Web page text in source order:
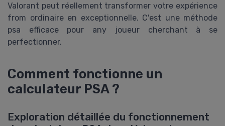
Valorant peut réellement transformer votre expérience
from ordinaire en exceptionnelle. C'est une méthode
psa efficace pour any joueur cherchant à se
perfectionner.
Comment fonctionne un
calculateur PSA ?
Exploration détaillée du fonctionnement